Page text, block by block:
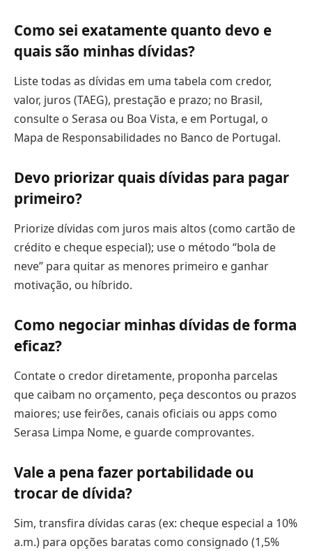
Como sei exatamente quanto devo e
quais são minhas dívidas?
Liste todas as dívidas em uma tabela com credor,
valor, juros (TAEG), prestação e prazo; no Brasil,
consulte o Serasa ou Boa Vista, e em Portugal, o
Mapa de Responsabilidades no Banco de Portugal.
Devo priorizar quais dívidas para pagar
primeiro?
Priorize dívidas com juros mais altos (como cartão de
crédito e cheque especial); use o método “bola de
neve” para quitar as menores primeiro e ganhar
motivação, ou híbrido.
Como negociar minhas dívidas de forma
eficaz?
Contate o credor diretamente, proponha parcelas
que caibam no orçamento, peça descontos ou prazos
maiores; use feirões, canais oficiais ou apps como
Serasa Limpa Nome, e guarde comprovantes.
Vale a pena fazer portabilidade ou
trocar de dívida?
Sim, transfira dívidas caras (ex: cheque especial a 10%
a.m.) para opções baratas como consignado (1,5%